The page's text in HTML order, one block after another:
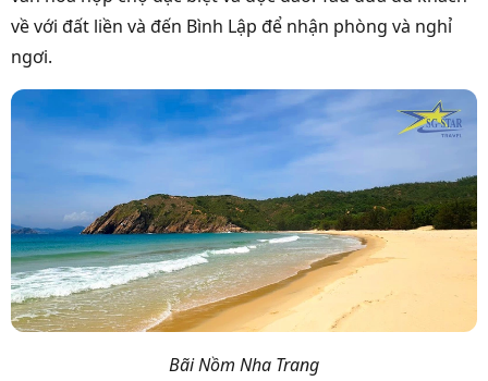
về với đất liền và đến Bình Lập để nhận phòng và nghỉ
ngơi.
Bãi Nồm Nha Trang